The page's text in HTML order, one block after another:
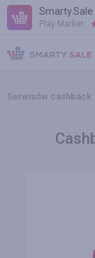
Smarty.Sale
Play Market:
POMOC
WARUNKI
Serwisów cashback